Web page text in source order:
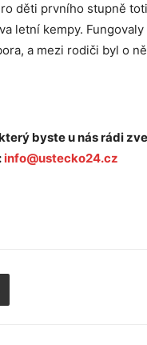
děti prvního stupně
letní kempy.
a mezi rodiči byl o
byste u nás rádi
info@ustecko24.cz